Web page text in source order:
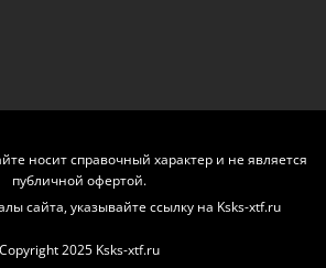
носит справочный характер и не является
публичной офертой.
сайта, указывайте ссылку на Ksks-xtf.ru
Copyright 2025 Ksks-xtf.ru